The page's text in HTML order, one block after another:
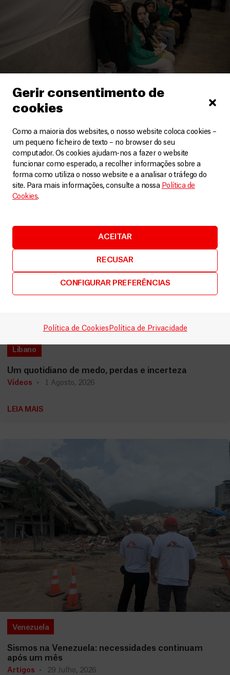
Gerir consentimento de
cookies
Como a maioria dos websites, o nosso website coloca cookies –
um pequeno ficheiro de texto – no browser do seu
computador. Os cookies ajudam-nos a fazer o website
funcionar como esperado, a recolher informações sobre a
forma como utiliza o nosso website e a analisar o tráfego do
site. Para mais informações, consulte a nossa Política de
Cookies.
ACEITAR
RECUSAR
CONFIGURAR PREFERÊNCIAS
Política de Cookies Política de Privacidade
Irão
MSF expande a prestação de cuidados para as
comunidades excluídas no Irão
Artigos 3 Agosto, 2026
LEIA MAIS
Líbano
Um quotidiano de medo, perdas e incerteza
Vídeos 1 Agosto, 2026
LEIA MAIS
Venezuela
Sismos na Venezuela: necessidades continuam
após um mês
Artigos 29 Julho, 2026